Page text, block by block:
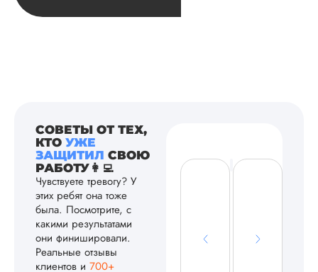
СОВЕТЫ ОТ ТЕХ,
КТО УЖЕ
ЗАЩИТИЛ СВОЮ
РАБОТУ👩‍💻
Чувствуете тревогу? У
этих ребят она тоже
была. Посмотрите, с
какими результатами
они финишировали.
Реальные отзывы
клиентов и 700+